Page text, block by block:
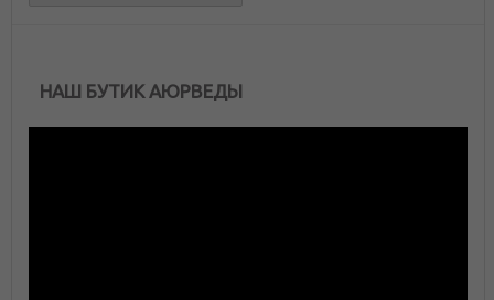
НАШ БУТИК АЮРВЕДЫ